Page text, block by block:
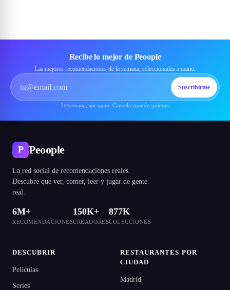
Recibe lo mejor de Peoople
Las mejores recomendaciones de la semana, seleccionadas a mano.
Suscribirme
1×/semana, sin spam. Cancela cuando quieras.
P Peoople
La red social de recomendaciones reales.
Descubre qué ver, comer, leer y jugar de gente
real.
6M+
RECOMENDACIONES
150K+
CREADORES
877K
COLECCIONES
DESCUBRIR
Películas
Series
RESTAURANTES POR
CIUDAD
Madrid